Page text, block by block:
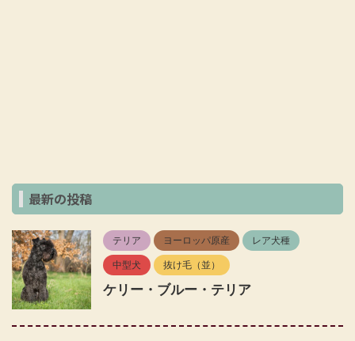
最新の投稿
テリア ヨーロッパ原産 レア犬種
中型犬 抜け毛（並）
ケリー・ブルー・テリア